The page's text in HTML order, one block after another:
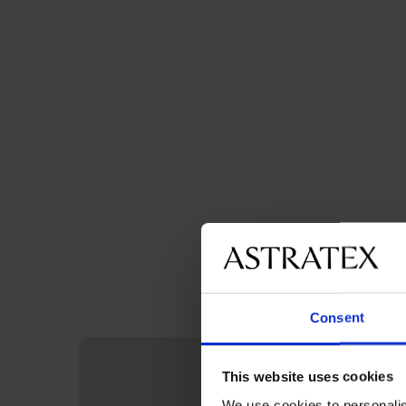
Consent
This website uses cookies